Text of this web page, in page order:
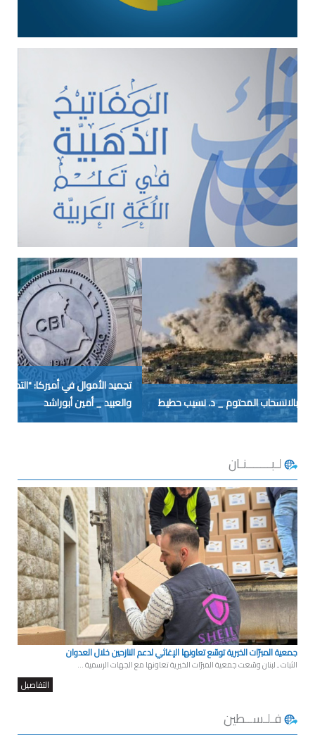
تجميد الأموال في أميركا: "التجربة الإيرانية" لم يتعلَّم منها الحمقى
والعبيد _ أمين أبوراشد
لـبـــــــنـان
جمعية المبرّات الخيرية توسّع تعاونها الإغاثي لدعم النازحين خلال العدوان
الثبات ـ لبنان وسّعت جمعية المبرّات الخيرية تعاونها مع الجهات الرسمية ...
التفاصيل
فـلـســطين